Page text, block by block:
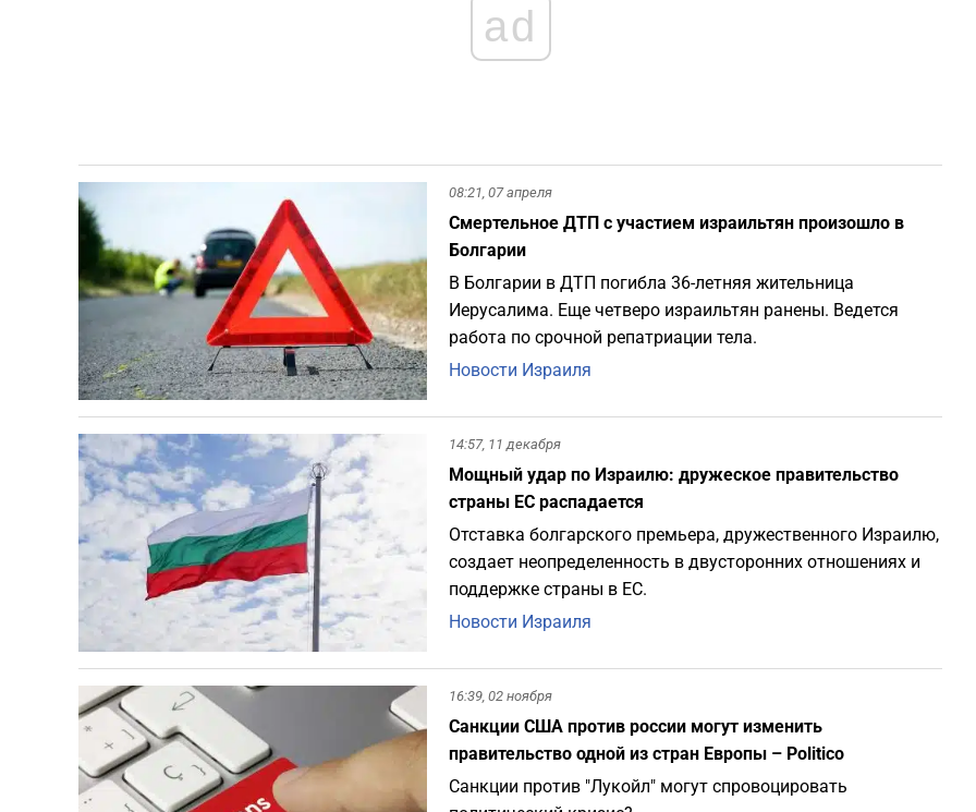
ad
08:21, 07 апреля
Смертельное ДТП с участием израильтян произошло в
Болгарии
В Болгарии в ДТП погибла 36-летняя жительница
Иерусалима. Еще четверо израильтян ранены. Ведется
работа по срочной репатриации тела.
Новости Израиля
14:57, 11 декабря
Мощный удар по Израилю: дружеское правительство
страны ЕС распадается
Отставка болгарского премьера, дружественного Израилю,
создает неопределенность в двусторонних отношениях и
поддержке страны в ЕС.
Новости Израиля
16:39, 02 ноября
Санкции США против россии могут изменить
правительство одной из стран Европы – Politico
Санкции против "Лукойл" могут спровоцировать